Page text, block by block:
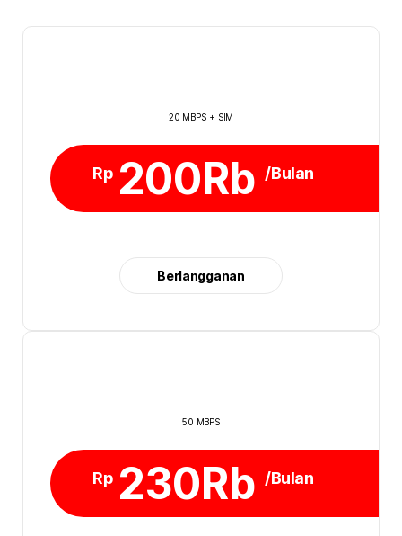
20 MBPS + SIM
Rp 200Rb /Bulan
Berlangganan
50 MBPS
Rp 230Rb /Bulan